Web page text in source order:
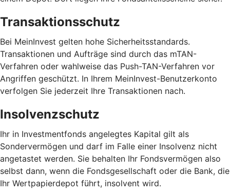
Transaktionsschutz
Bei MeinInvest gelten hohe Sicherheitsstandards.
Transaktionen und Aufträge sind durch das mTAN-
Verfahren oder wahlweise das Push-TAN-Verfahren vor
Angriffen geschützt. In Ihrem MeinInvest-Benutzerkonto
verfolgen Sie jederzeit Ihre Transaktionen nach.
Insolvenzschutz
Ihr in Investmentfonds angelegtes Kapital gilt als
Sondervermögen und darf im Falle einer Insolvenz nicht
angetastet werden. Sie behalten Ihr Fondsvermögen also
selbst dann, wenn die Fondsgesellschaft oder die Bank, die
Ihr Wertpapierdepot führt, insolvent wird.